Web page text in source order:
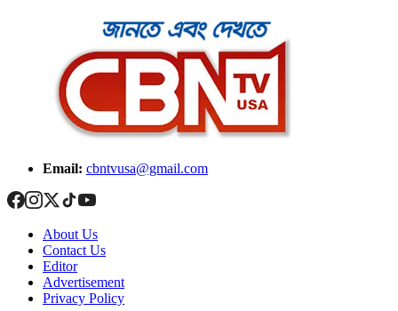
Email: cbntvusa@gmail.com
About Us
Contact Us
Editor
Advertisement
Privacy Policy